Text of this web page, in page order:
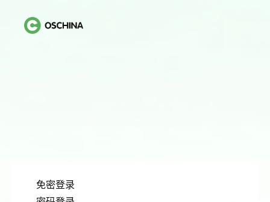
免密登录